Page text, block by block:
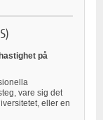
på
vare sig det
eller en